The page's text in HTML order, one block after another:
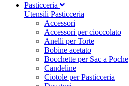
Pasticceria
Utensili Pasticceria
Accessori
Accessori per cioccolato
Anelli per Torte
Bobine acetato
Bocchette per Sac a Poche
Candeline
Ciotole per Pasticceria